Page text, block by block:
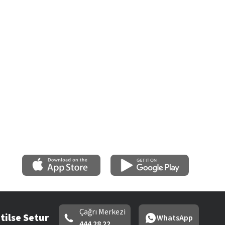
Setur
Çağrı Merkezi
WhatsApp